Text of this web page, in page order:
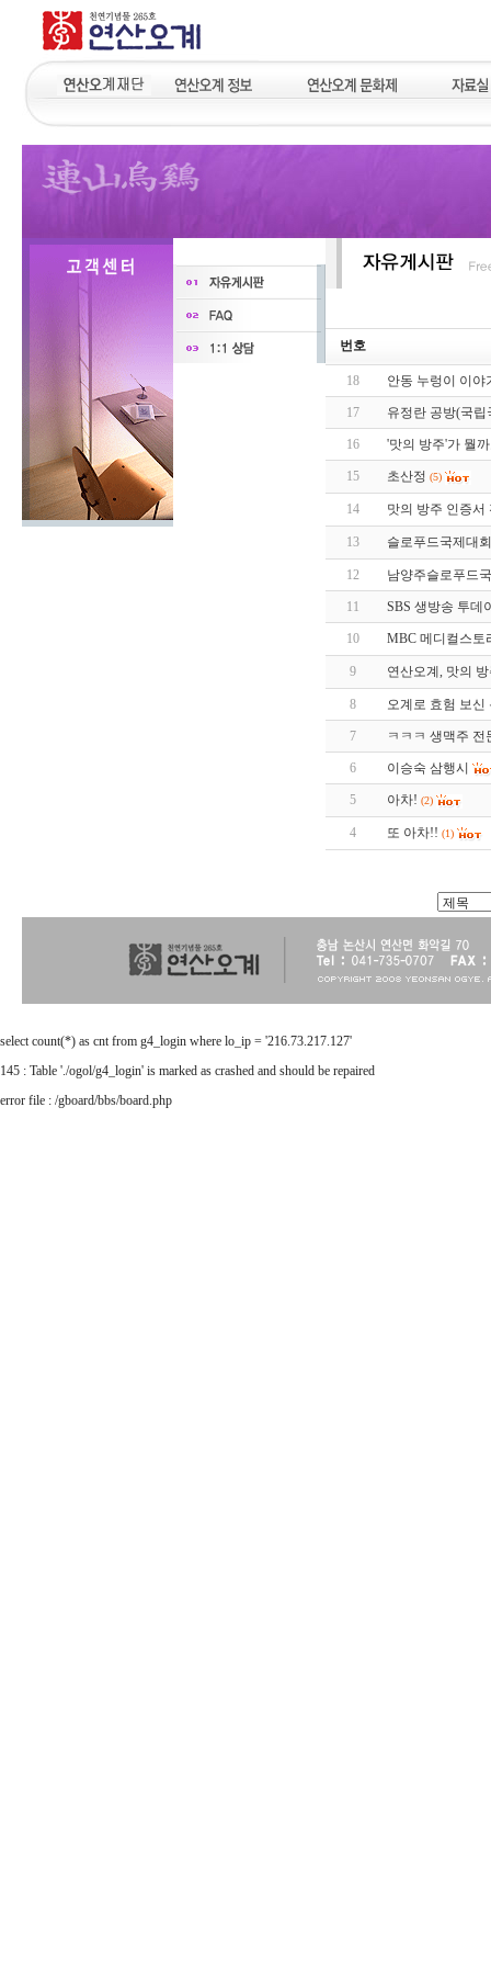
번호
18 안동 누렁이 이야
17 유정란 공방(국
16 '맛의 방주'가 뭘
15 초산정 (5)
14 맛의 방주 인증서
13 슬로푸드국제대
12 남양주슬로푸드
11 SBS 생방송 투데
10 MBC 메디컬스토
9 연산오계, 맛의
8 오계로 효험 보신
7 ㅋㅋㅋ 생맥주 전
6 이승숙 삼행시
5 아차! (2)
4 또 아차!! (1)
select count(*) as cnt from g4_login where lo_ip = '216.73.217.127'
145 : Table './ogol/g4_login' is marked as crashed and should be repaired
error file : /gboard/bbs/board.php